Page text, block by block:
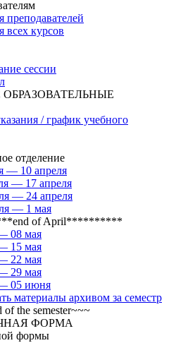
курсов
сессии
/ график учебного
отделение
— 10 апреля
— 17 апреля
— 24 апреля
— 1 мая
of April**********
08 мая
15 мая
22 мая
29 мая
05 июня
материалы архивом за семестр
of the semester~~~
ФОРМА
формы